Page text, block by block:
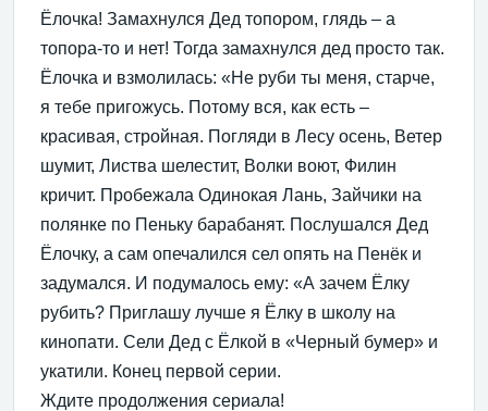
Ёлочка! Замахнулся Дед топором, глядь – а
топора-то и нет! Тогда замахнулся дед просто так.
Ёлочка и взмолилась: «Не руби ты меня, старче,
я тебе пригожусь. Потому вся, как есть –
красивая, стройная. Погляди в Лесу осень, Ветер
шумит, Листва шелестит, Волки воют, Филин
кричит. Пробежала Одинокая Лань, Зайчики на
полянке по Пеньку барабанят. Послушался Дед
Ёлочку, а сам опечалился сел опять на Пенёк и
задумался. И подумалось ему: «А зачем Ёлку
рубить? Приглашу лучше я Ёлку в школу на
кинопати. Сели Дед с Ёлкой в «Черный бумер» и
укатили. Конец первой серии.
Ждите продолжения сериала!